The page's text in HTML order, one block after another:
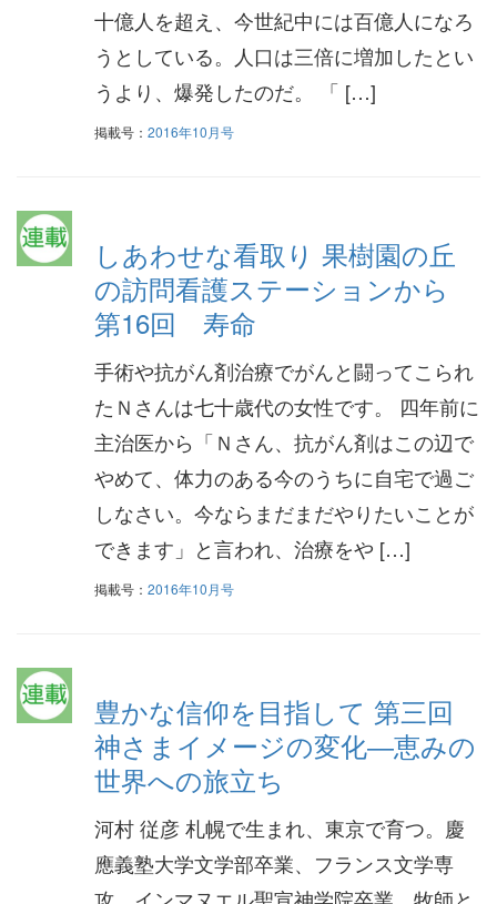
十億人を超え、今世紀中には百億人になろ
うとしている。人口は三倍に増加したとい
うより、爆発したのだ。 「 […]
掲載号： 2016年10月号
しあわせな看取り 果樹園の丘
の訪問看護ステーションから
第16回 寿命
手術や抗がん剤治療でがんと闘ってこられ
たＮさんは七十歳代の女性です。 四年前に
主治医から「Ｎさん、抗がん剤はこの辺で
やめて、体力のある今のうちに自宅で過ご
しなさい。今ならまだまだやりたいことが
できます」と言われ、治療をや […]
掲載号： 2016年10月号
豊かな信仰を目指して 第三回
神さまイメージの変化―恵みの
世界への旅立ち
河村 従彦 札幌で生まれ、東京で育つ。慶
應義塾大学文学部卒業、フランス文学専
攻。インマヌエル聖宣神学院卒業、牧師と